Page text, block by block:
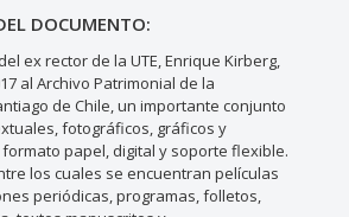
DOCUMENTO:
ex rector de la UTE, Enrique Kirberg,
al Archivo Patrimonial de la
de Chile, un importante conjunto
fotográficos, gráficos y
papel, digital y soporte flexible.
los cuales se encuentran películas
periódicas, programas, folletos,